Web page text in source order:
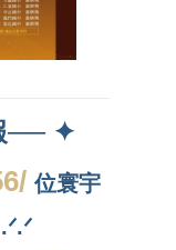
── ✦
位寰宇